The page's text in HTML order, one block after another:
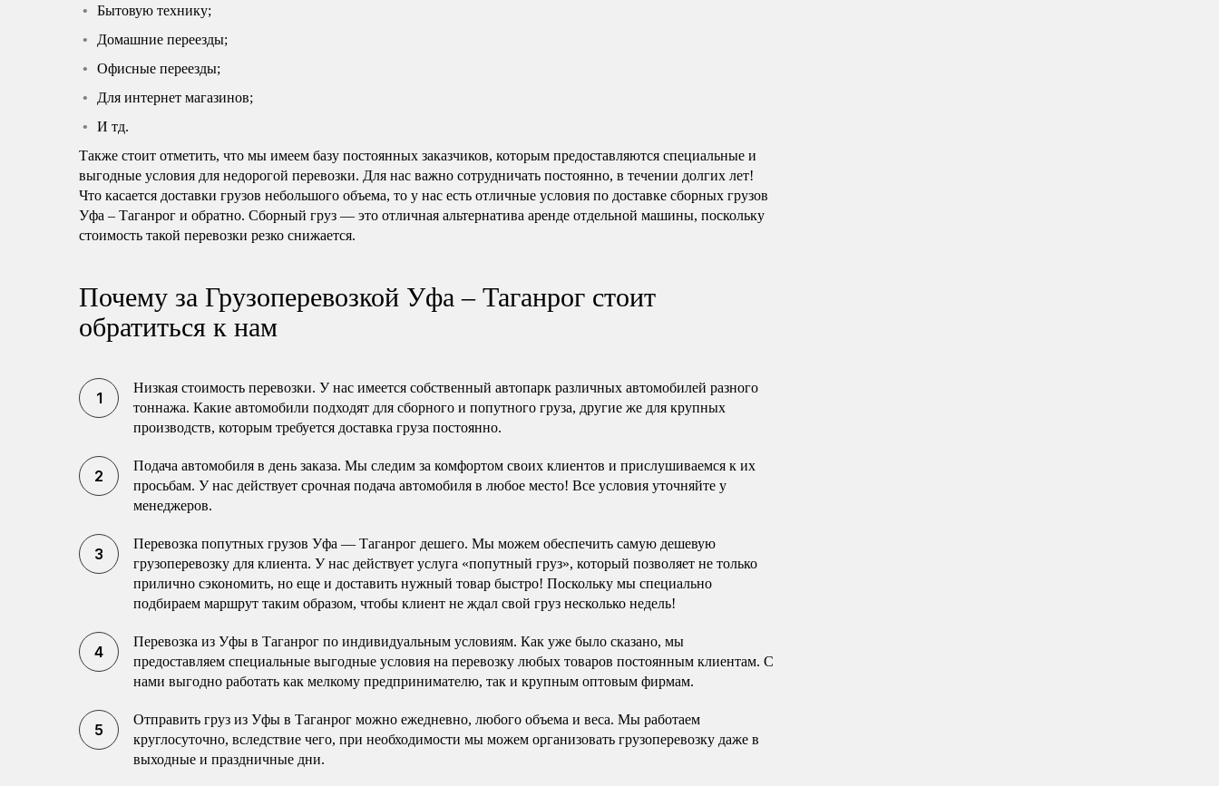
Бытовую технику;
Домашние переезды;
Офисные переезды;
Для интернет магазинов;
И тд.
Также стоит отметить, что мы имеем базу постоянных заказчиков, которым предоставляются специальные и
выгодные условия для недорогой перевозки. Для нас важно сотрудничать постоянно, в течении долгих лет!
Что касается доставки грузов небольшого объема, то у нас есть отличные условия по доставке сборных грузов
Уфа – Таганрог и обратно. Сборный груз — это отличная альтернатива аренде отдельной машины, поскольку
стоимость такой перевозки резко снижается.
Почему за Грузоперевозкой Уфа – Таганрог стоит
обратиться к нам
Низкая стоимость перевозки. У нас имеется собственный автопарк различных автомобилей разного
тоннажа. Какие автомобили подходят для сборного и попутного груза, другие же для крупных
производств, которым требуется доставка груза постоянно.
Подача автомобиля в день заказа. Мы следим за комфортом своих клиентов и прислушиваемся к их
просьбам. У нас действует срочная подача автомобиля в любое место! Все условия уточняйте у
менеджеров.
Перевозка попутных грузов Уфа — Таганрог дешего. Мы можем обеспечить самую дешевую
грузоперевозку для клиента. У нас действует услуга «попутный груз», который позволяет не только
прилично сэкономить, но еще и доставить нужный товар быстро! Поскольку мы специально
подбираем маршрут таким образом, чтобы клиент не ждал свой груз несколько недель!
Перевозка из Уфы в Таганрог по индивидуальным условиям. Как уже было сказано, мы
предоставляем специальные выгодные условия на перевозку любых товаров постоянным клиентам. С
нами выгодно работать как мелкому предпринимателю, так и крупным оптовым фирмам.
Отправить груз из Уфы в Таганрог можно ежедневно, любого объема и веса. Мы работаем
круглосуточно, вследствие чего, при необходимости мы можем организовать грузоперевозку даже в
выходные и праздничные дни.